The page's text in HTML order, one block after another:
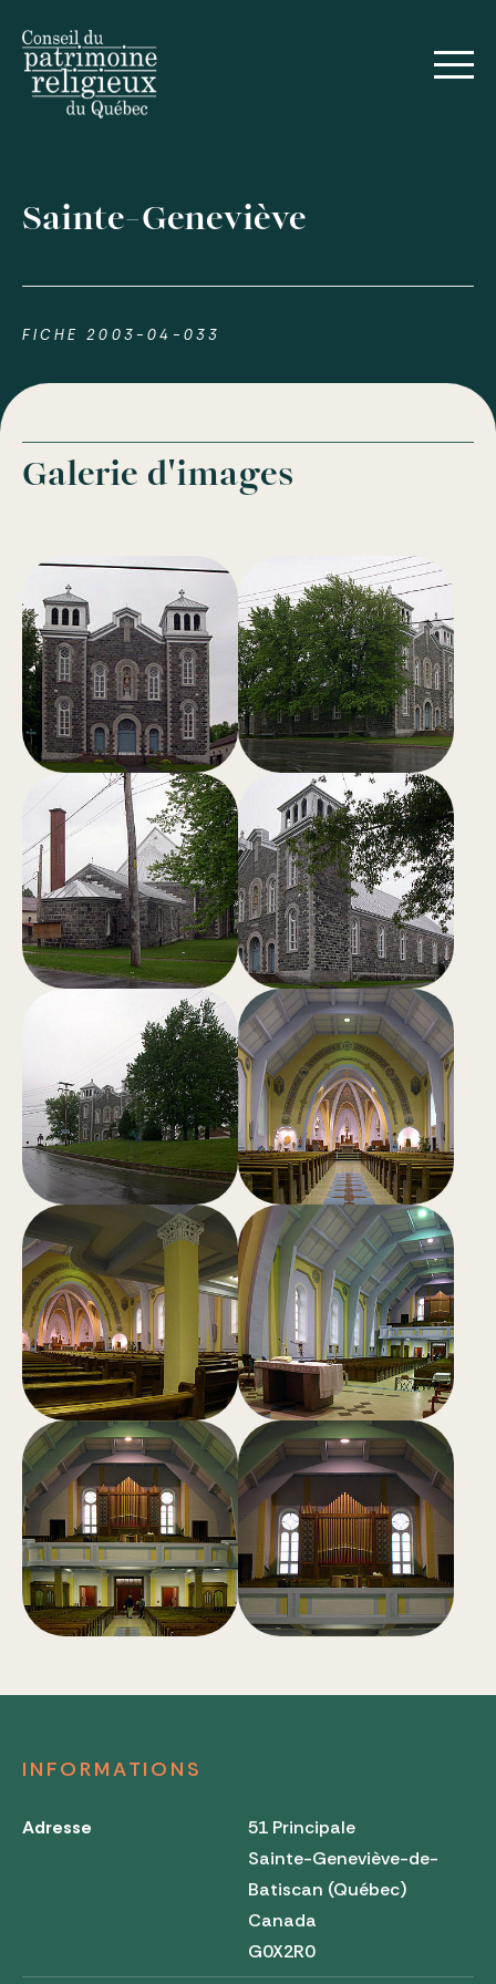
Sainte-Geneviève
FICHE 2003-04-033
Galerie d'images
INFORMATIONS
Adresse
51 Principale
Sainte-Geneviève-de-
Batiscan (Québec)
Canada
G0X2R0